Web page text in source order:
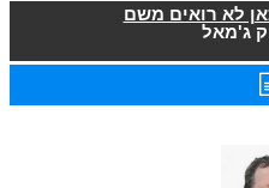
לא רואים משם
ג'מאל